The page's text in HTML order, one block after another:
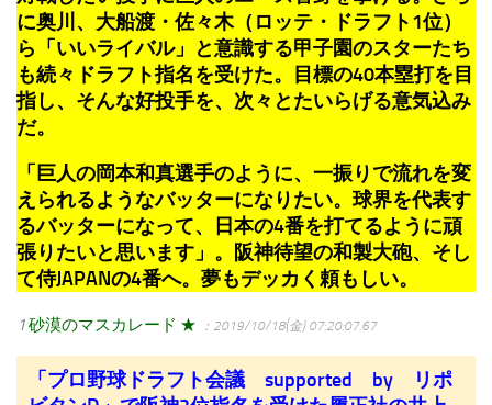
に奥川、大船渡・佐々木（ロッテ・ドラフト1位）
ら「いいライバル」と意識する甲子園のスターたち
も続々ドラフト指名を受けた。目標の40本塁打を目
指し、そんな好投手を、次々とたいらげる意気込み
だ。
「巨人の岡本和真選手のように、一振りで流れを変
えられるようなバッターになりたい。球界を代表す
るバッターになって、日本の4番を打てるように頑
張りたいと思います」。阪神待望の和製大砲、そし
て侍JAPANの4番へ。夢もデッカく頼もしい。
1砂漠のマスカレード ★ ：2019/10/18(金) 07:20:07.67
「プロ野球ドラフト会議 supported by リポ